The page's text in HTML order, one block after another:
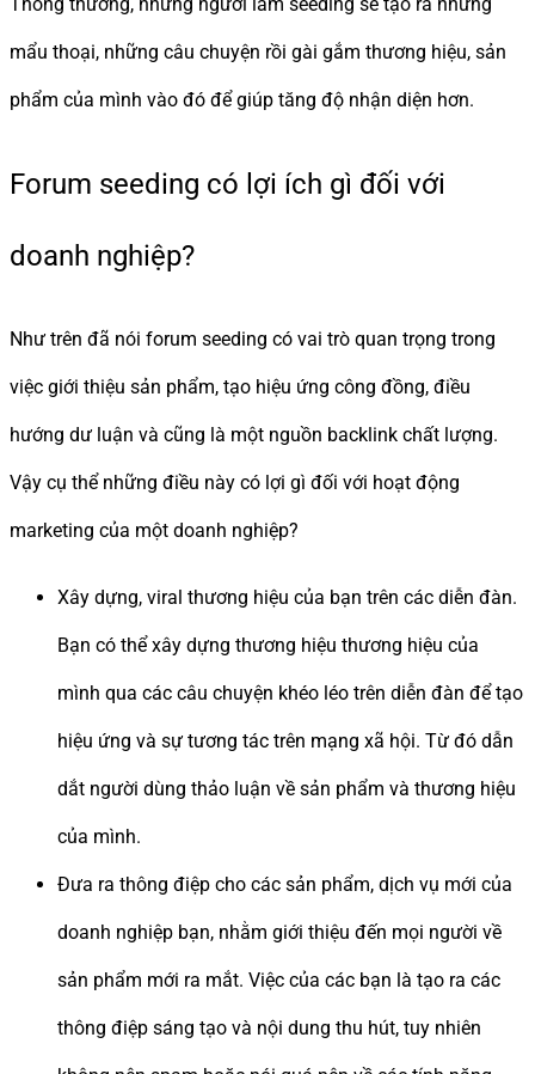
mẩu thoại, những câu chuyện rồi gài gắm thương hiệu, sản
phẩm của mình vào đó để giúp tăng độ nhận diện hơn.
Forum seeding có lợi ích gì đối với
doanh nghiệp?
Như trên đã nói forum seeding có vai trò quan trọng trong
việc giới thiệu sản phẩm, tạo hiệu ứng công đồng, điều
hướng dư luận và cũng là một nguồn backlink chất lượng.
Vậy cụ thể những điều này có lợi gì đối với hoạt động
marketing của một doanh nghiệp?
Xây dựng, viral thương hiệu của bạn trên các diễn đàn.
Bạn có thể xây dựng thương hiệu thương hiệu của
mình qua các câu chuyện khéo léo trên diễn đàn để tạo
hiệu ứng và sự tương tác trên mạng xã hội. Từ đó dẫn
dắt người dùng thảo luận về sản phẩm và thương hiệu
của mình.
Đưa ra thông điệp cho các sản phẩm, dịch vụ mới của
doanh nghiệp bạn, nhằm giới thiệu đến mọi người về
sản phẩm mới ra mắt. Việc của các bạn là tạo ra các
thông điệp sáng tạo và nội dung thu hút, tuy nhiên